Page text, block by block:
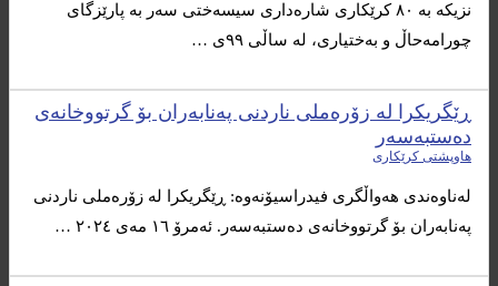
نزیكه‌ به ٨٠ كرێكاری شاره‌داری سیسه‌ختی سه‌ر به‌ پارێزگای
چورامه‌حاڵ و به‌ختیاری، له‌ ساڵی ٩٩ی …
ڕێگریکرا لە زۆرەملی ناردنی پەنابەران بۆ گرتووخانەی
دەستبەسەر
هاوپشتی کرێکاری
لەناوەندی هەواڵگری فیدراسیۆنەوە: ڕێگریکرا لە زۆرەملی ناردنی
پەنابەران بۆ گرتووخانەی دەستبەسەر. ئەمرۆ ١٦ مەی ٢٠٢٤ …